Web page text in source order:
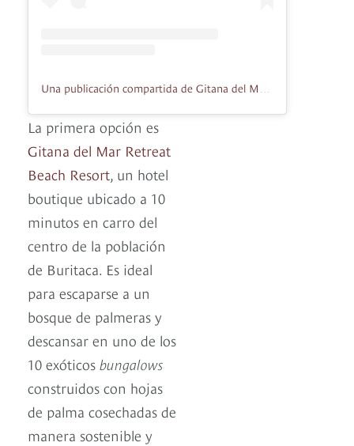
La primera opción es
Gitana del Mar Retreat
Beach Resort, un hotel
boutique ubicado a 10
minutos en carro del
centro de la población
de Buritaca. Es ideal
para escaparse a un
bosque de palmeras y
descansar en uno de los
10 exóticos bungalows
construidos con hojas
de palma cosechadas de
manera sostenible y